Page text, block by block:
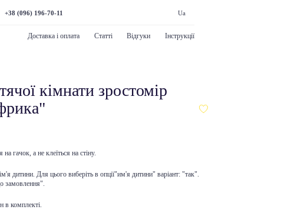
+38 (096) 196-70-11 Ua
Доставка і оплата Статті Відгуки Інструкції
кімнати зростомір
гачок, а не клеїться на стіну.
дитини. Для цього виберіть в опції"им'я дитини" варіант: "так".
замовлення".
в комплекті.